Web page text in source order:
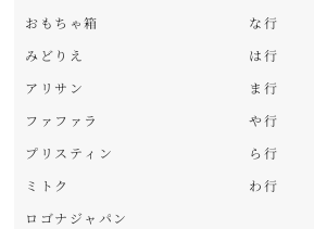
おもちゃ箱
みどりえ
アリサン
ファファラ
プリスティン
ミトク
ロゴナジャパン
な行
は行
ま行
や行
ら行
わ行